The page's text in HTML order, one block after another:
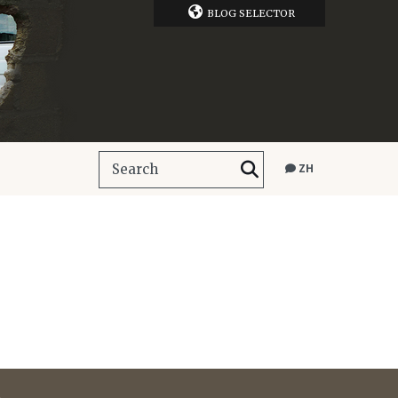
BLOG SELECTOR
ZH